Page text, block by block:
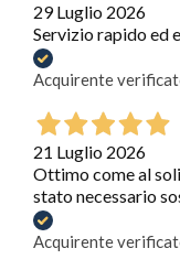
29 Luglio 2026
Servizio rapido ed
Acquirente
21 Luglio 2026
Ottimo come al
stato necessario
Acquirente